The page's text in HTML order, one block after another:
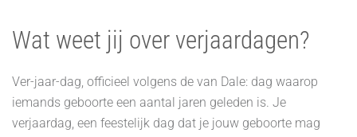
Wat weet jij over verjaardagen?
Ver-jaar-dag, officieel volgens de van Dale: dag waarop
iemands geboorte een aantal jaren geleden is. Je
verjaardag, een feestelijk dag dat je jouw geboorte mag